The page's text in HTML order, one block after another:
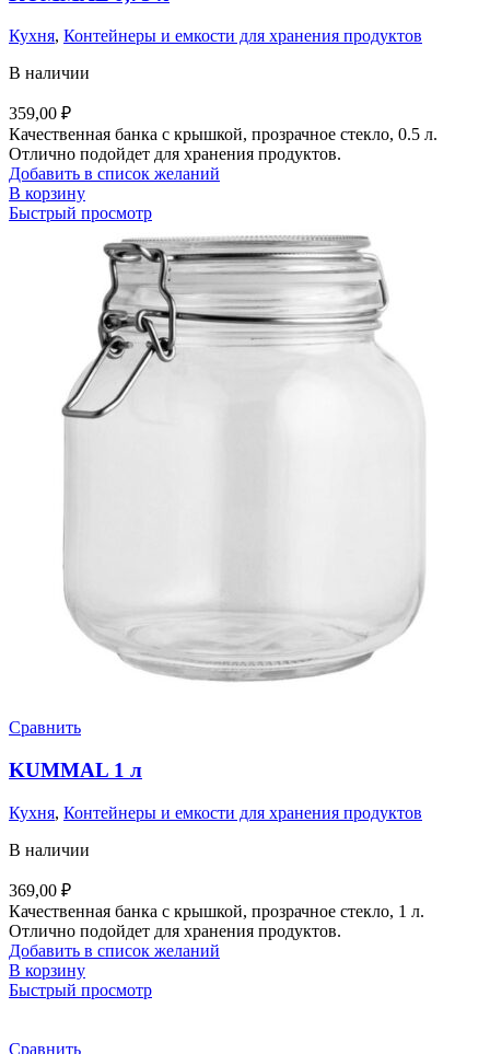
Кухня, Контейнеры и емкости для хранения продуктов
В наличии
359,00 ₽
Качественная банка с крышкой, прозрачное стекло, 0.5 л.
Отлично подойдет для хранения продуктов.
Добавить в список желаний
В корзину
Быстрый просмотр
Сравнить
KUMMAL 1 л
Кухня, Контейнеры и емкости для хранения продуктов
В наличии
369,00 ₽
Качественная банка с крышкой, прозрачное стекло, 1 л.
Отлично подойдет для хранения продуктов.
Добавить в список желаний
В корзину
Быстрый просмотр
Сравнить